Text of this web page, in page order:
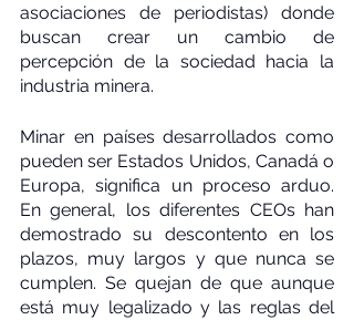
asociaciones de periodistas) donde
buscan crear un cambio de
percepción de la sociedad hacia la
industria minera.
Minar en países desarrollados como
pueden ser Estados Unidos, Canadá o
Europa, significa un proceso arduo.
En general, los diferentes CEOs han
demostrado su descontento en los
plazos, muy largos y que nunca se
cumplen. Se quejan de que aunque
está muy legalizado y las reglas del